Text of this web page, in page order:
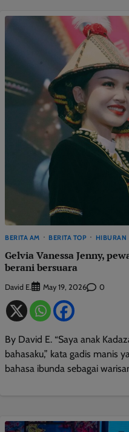
BERITA AM BERITA TOP HIBURAN
Gelvia Vanessa Jenny,
berani bersuara
David E. May 19, 2026 0
By David E. “Saya anak
bahasaku,” kata gadis manis
bahasa ibunda sebagai